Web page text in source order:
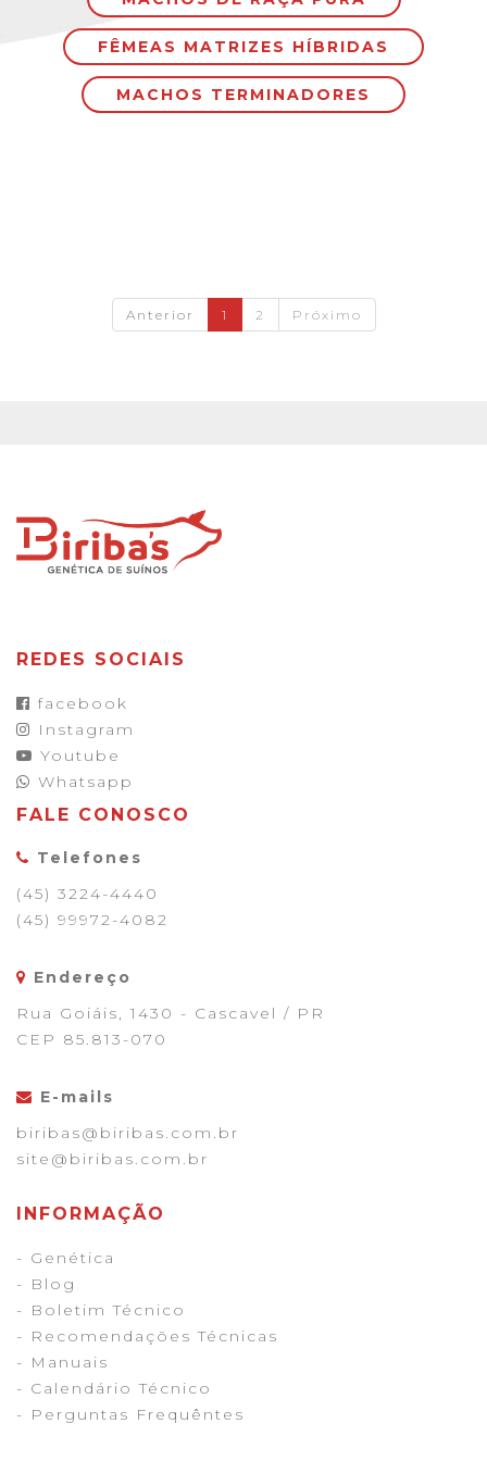
FÊMEAS MATRIZES HÍBRIDAS
MACHOS TERMINADORES
Anterior 1 2 Próximo
REDES SOCIAIS
facebook
Instagram
Youtube
Whatsapp
FALE CONOSCO
Telefones
(45) 3224-4440
(45) 99972-4082
Endereço
Rua Goiáis, 1430 - Cascavel / PR
CEP 85.813-070
E-mails
biribas@biribas.com.br
site@biribas.com.br
INFORMAÇÃO
- Genética
- Blog
- Boletim Técnico
- Recomendações Técnicas
- Manuais
- Calendário Técnico
- Perguntas Frequêntes